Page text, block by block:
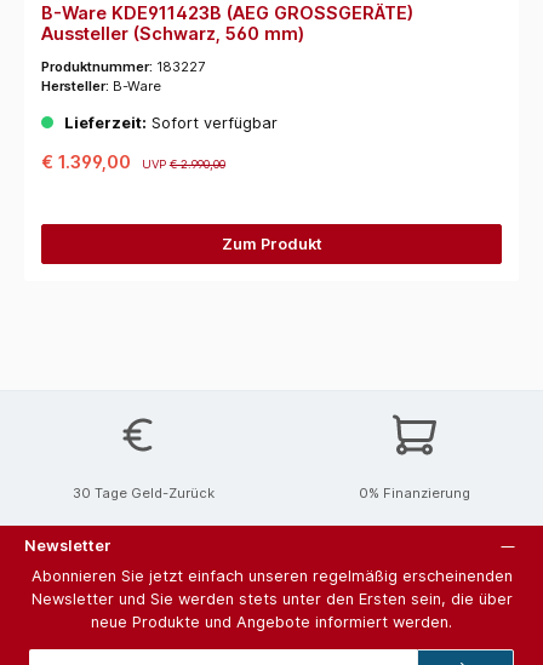
B-Ware KDE911423B (AEG GROSSGERÄTE)
Aussteller (Schwarz, 560 mm)
Produktnummer: 183227
Hersteller: B-Ware
Lieferzeit: Sofort verfügbar
€ 1.399,00 UVP€ 2.990,00
Zum Produkt
30 Tage Geld-Zurück 0% Finanzierung
Newsletter
Abonnieren Sie jetzt einfach unseren regelmäßig erscheinenden
Newsletter und Sie werden stets unter den Ersten sein, die über
neue Produkte und Angebote informiert werden.